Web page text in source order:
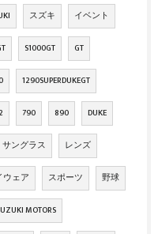
スズキ イベント
S1000GT GT
1290SUPERDUKEGT
790 890 DUKE
サングラス レンズ
ウェア スポーツ 野球
MOTORS